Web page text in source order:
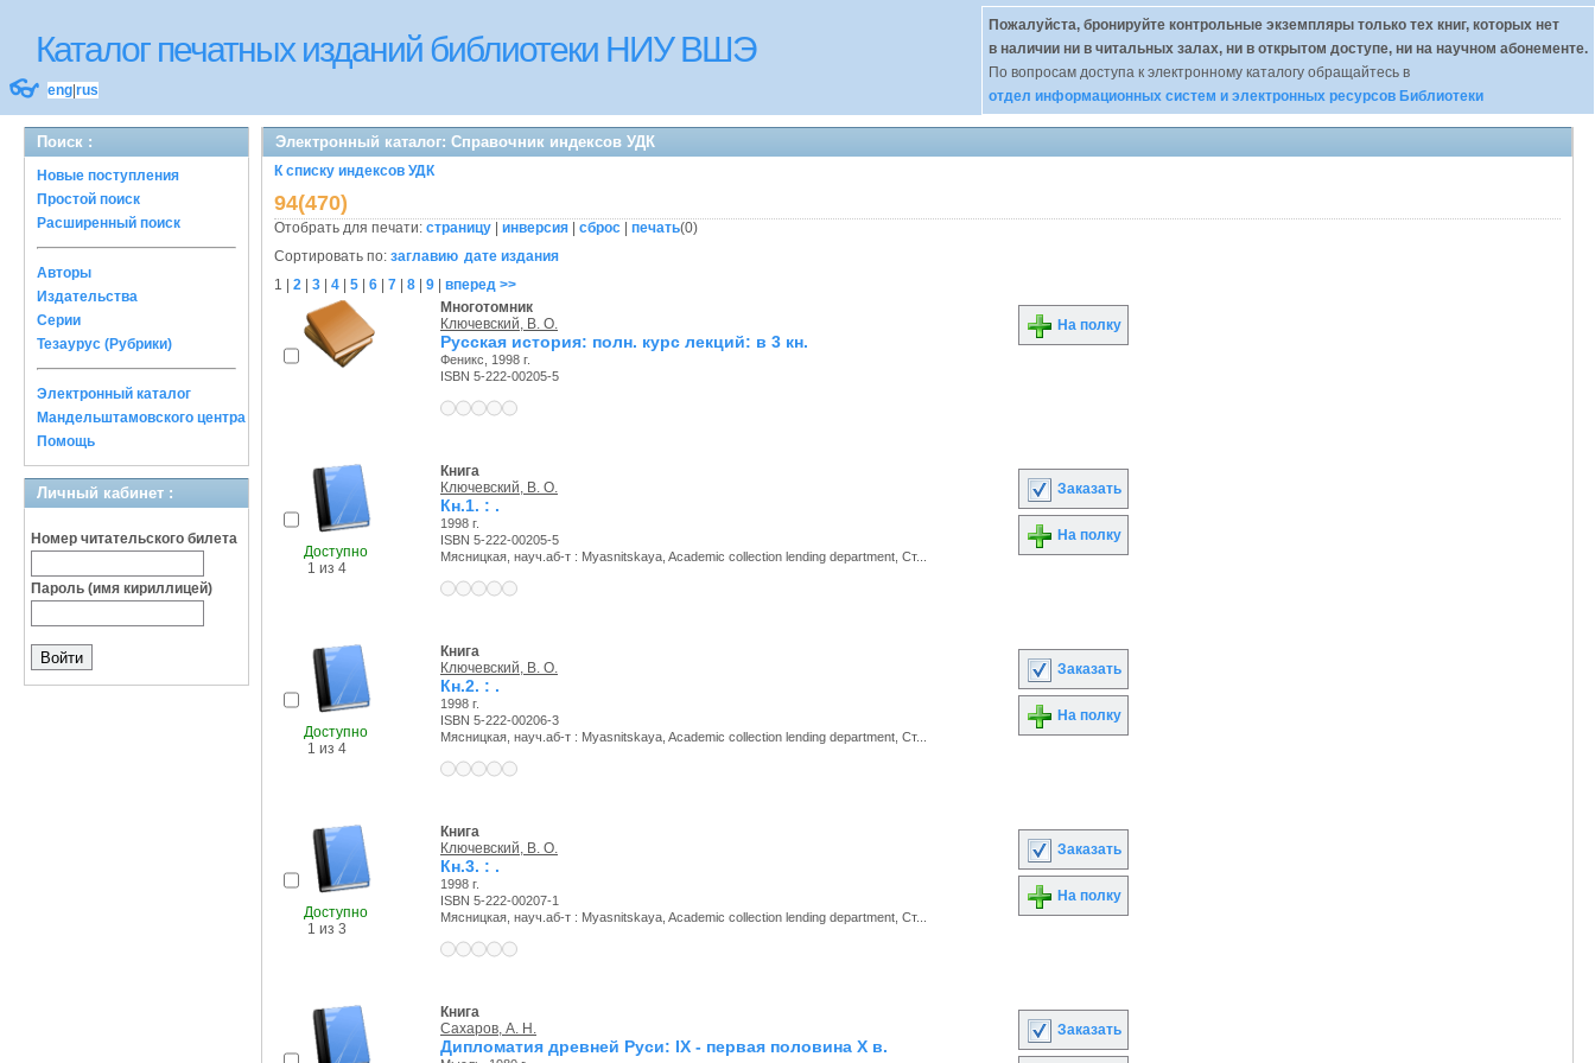
Каталог печатных изданий библиотеки НИУ ВШЭ
👓 eng rus
Пожалуйста, бронируйте контрольные экземпляры только тех книг, которых нет
в наличии ни в читальных залах, ни в открытом доступе, ни на научном абонементе.
По вопросам доступа к электронному каталогу обращайтесь в
отдел информационных систем и электронных ресурсов Библиотеки
Поиск :
Новые поступления
Простой поиск
Расширенный поиск
Авторы
Издательства
Серии
Тезаурус (Рубрики)
Электронный каталог
Мандельштамовского центра
Помощь
Личный кабинет :
Номер читательского билета
Пароль (имя кириллицей)
Электронный каталог: Справочник индексов УДК
К списку индексов УДК
94(470)
Отобрать для печати: страницу инверсия сброс печать(0)
Сортировать по: заглавию дате издания
1
2 3 4 5 6 7 8 9
вперед >>
Многотомник
Ключевский, В. О.
Русская история: полн. курс лекций: в 3 кн.
Феникс, 1998 г.
ISBN 5-222-00205-5
На полку
Доступно
1 из 4
Книга
Ключевский, В. О.
Кн.1. : .
1998 г.
ISBN 5-222-00205-5
Мясницкая, науч.аб-т : Myasnitskaya, Academic collection lending department, Ст...
Заказать
На полку
Доступно
1 из 4
Книга
Ключевский, В. О.
Кн.2. : .
1998 г.
ISBN 5-222-00206-3
Мясницкая, науч.аб-т : Myasnitskaya, Academic collection lending department, Ст...
Заказать
На полку
Доступно
1 из 3
Книга
Ключевский, В. О.
Кн.3. : .
1998 г.
ISBN 5-222-00207-1
Мясницкая, науч.аб-т : Myasnitskaya, Academic collection lending department, Ст...
Заказать
На полку
Книга
Сахаров, А. Н.
Дипломатия древней Руси: IX - первая половина X в.
Заказать